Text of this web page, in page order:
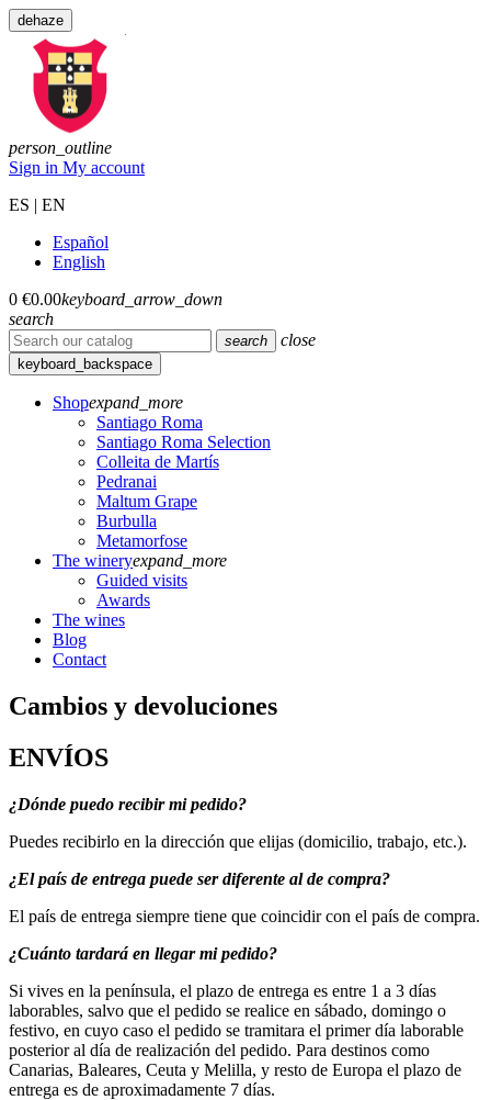
dehaze
person_outline
Sign in My account
ES | EN
Español
English
0 €0.00keyboard_arrow_down
search
search close
keyboard_backspace
Shopexpand_more
Santiago Roma
Santiago Roma Selection
Colleita de Martís
Pedranai
Maltum Grape
Burbulla
Metamorfose
The wineryexpand_more
Guided visits
Awards
The wines
Blog
Contact
Cambios y devoluciones
ENVÍOS
¿Dónde puedo recibir mi pedido?
Puedes recibirlo en la dirección que elijas (domicilio, trabajo, etc.).
¿El país de entrega puede ser diferente al de compra?
El país de entrega siempre tiene que coincidir con el país de compra.
¿Cuánto tardará en llegar mi pedido?
Si vives en la península, el plazo de entrega es entre 1 a 3 días
laborables, salvo que el pedido se realice en sábado, domingo o
festivo, en cuyo caso el pedido se tramitara el primer día laborable
posterior al día de realización del pedido. Para destinos como
Canarias, Baleares, Ceuta y Melilla, y resto de Europa el plazo de
entrega es de aproximadamente 7 días.